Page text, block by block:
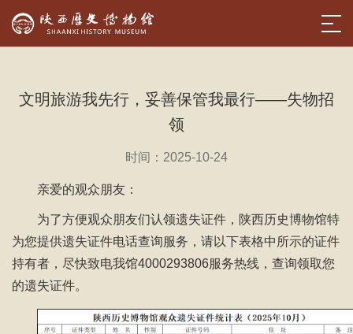
文明旅游我先行，妥善保管我最行——失物招
领
时间：2025-10-24
亲爱的观众朋友：
为了方便观众朋友们认领遗失证件，陕西历史博物馆特
为您提供遗失证件电话查询服务，请以下表格中所示的证件
持有者，尽快致电我馆4000293806服务热线，查询领取您
的遗失证件。